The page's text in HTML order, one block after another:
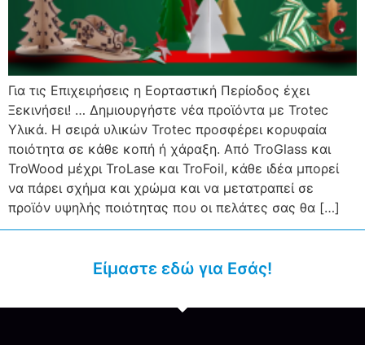
Για τις Επιχειρήσεις η Εορταστική Περίοδος έχει
Ξεκινήσει! … Δημιουργήστε νέα προϊόντα με Trotec
Υλικά. Η σειρά υλικών Trotec προσφέρει κορυφαία
ποιότητα σε κάθε κοπή ή χάραξη. Από TroGlass και
TroWood μέχρι TroLase και TroFoil, κάθε ιδέα μπορεί
να πάρει σχήμα και χρώμα και να μετατραπεί σε
προϊόν υψηλής ποιότητας που οι πελάτες σας θα […]
Είμαστε εδώ για Εσάς!